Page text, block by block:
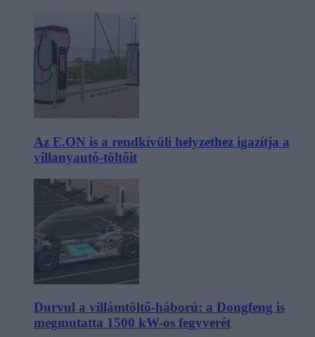
Az E.ON is a rendkívüli helyzethez igazítja a
villanyautó-töltőit
Durvul a villámtöltő-háború: a Dongfeng is
megmutatta 1500 kW-os fegyverét